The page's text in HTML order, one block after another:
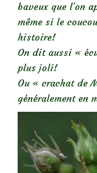
baveux que l’on
même si le
histoire!
On dit aussi «
plus joli!
Ou « crachat de
généralement en